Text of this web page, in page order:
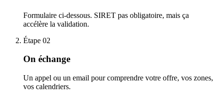
Formulaire ci-dessous. SIRET pas obligatoire, mais ça
accélère la validation.
Étape 02
On échange
Un appel ou un email pour comprendre votre offre, vos zones,
vos calendriers.